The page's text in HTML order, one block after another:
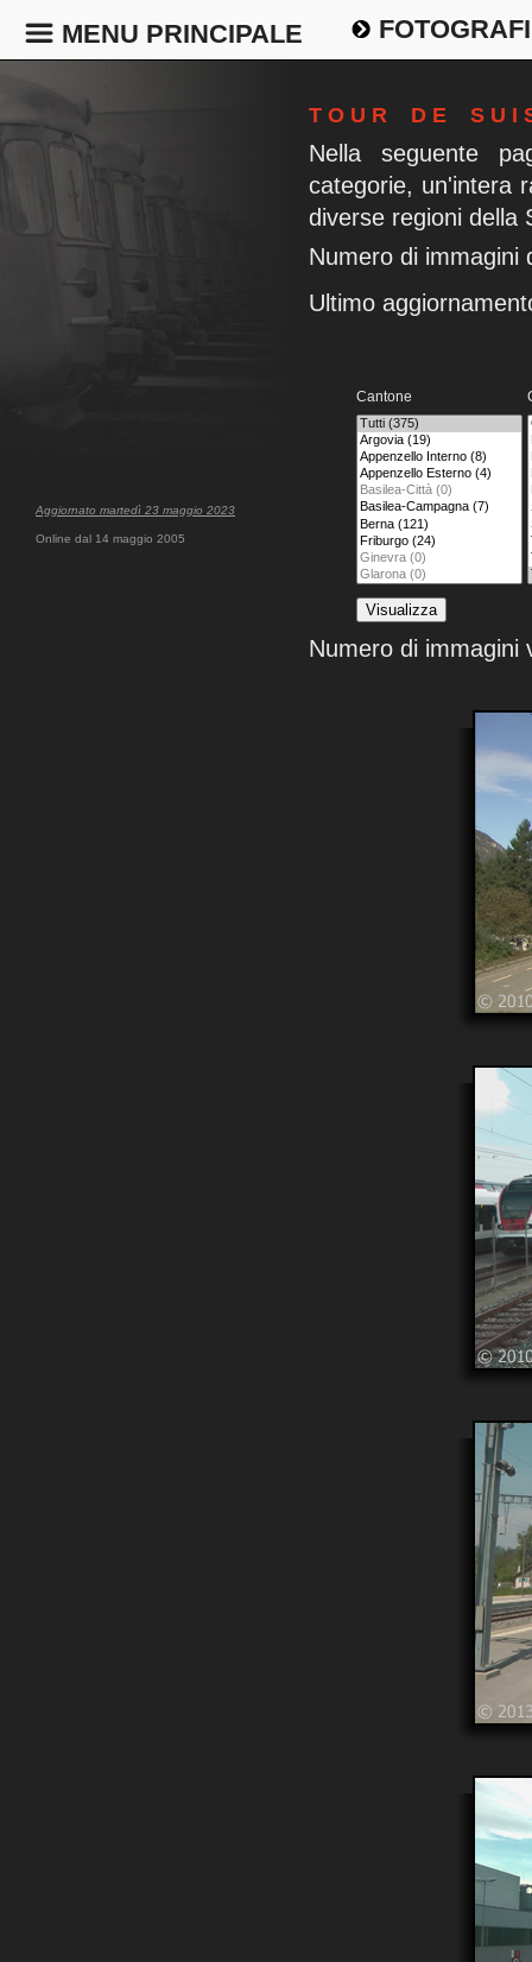
MENU PRINCIPALE
Aggiornato martedì 23 maggio 2023
Online dal 14 maggio 2005
T O U R D E S U I
Nella seguente
categorie, un'intera
diverse regioni della
Numero di immagini
Ultimo
Cantone
Numero di immagini